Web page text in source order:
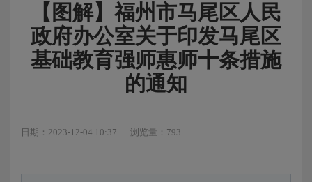
【图解】福州市马尾区人民
政府办公室关于印发马尾区
基础教育强师惠师十条措施
的通知
日期：2023-12-04 10:37 浏览量：793